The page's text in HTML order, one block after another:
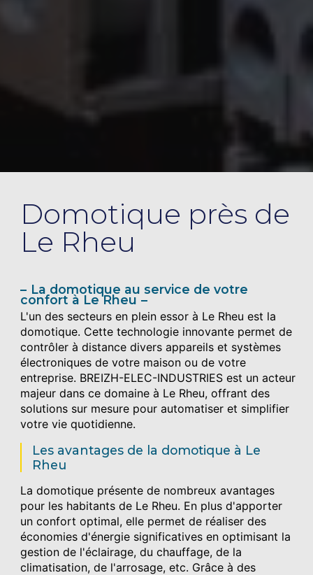
Domotique près de
Le Rheu
La domotique au service de votre
confort à Le Rheu
L'un des secteurs en plein essor à Le Rheu est la
domotique. Cette technologie innovante permet de
contrôler à distance divers appareils et systèmes
électroniques de votre maison ou de votre
entreprise. BREIZH-ELEC-INDUSTRIES est un acteur
majeur dans ce domaine à Le Rheu, offrant des
solutions sur mesure pour automatiser et simplifier
votre vie quotidienne.
Les avantages de la domotique à Le
Rheu
La domotique présente de nombreux avantages
pour les habitants de Le Rheu. En plus d'apporter
un confort optimal, elle permet de réaliser des
économies d'énergie significatives en optimisant la
gestion de l'éclairage, du chauffage, de la
climatisation, de l'arrosage, etc. Grâce à des